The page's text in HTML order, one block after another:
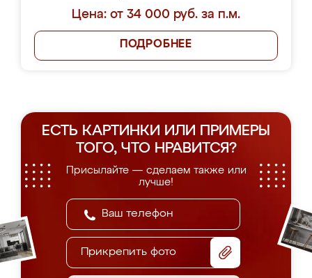
Цена: от 34 000 руб. за п.м.
ПОДРОБНЕЕ
ЕСТЬ КАРТИНКИ ИЛИ ПРИМЕРЫ
ТОГО, ЧТО НРАВИТСЯ?
Присылайте — сделаем также или
лучше!
Прикрепить фото